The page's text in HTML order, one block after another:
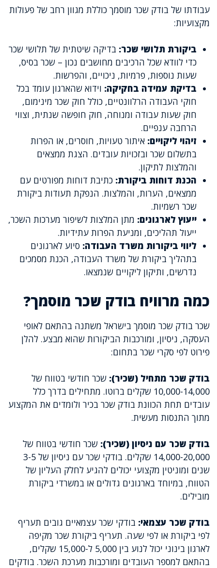
עבודתו של בודק שכר מוסמך כוללת מגוון רחב של פעולות
מקצועיות:
ביקורת תלושי שכר: בדיקה שיטתית של תלושי שכר
כדי לוודא שכל הרכיבים מחושבים נכון – שכר בסיס,
שעות נוספות, פרמיות, ניכויים, והפרשות.
בדיקת עמידה בחקיקה: וידוא שהארגון עומד בכל
חוקי העבודה הרלוונטיים, כולל חוק שכר מינימום,
חוק שעות עבודה ומנוחה, חוק חופשה שנתית, וצווי
הרחבה ענפיים.
זיהוי ליקויים: איתור טעויות, חוסרים, או הפרות
בתשלום שכר ובזכויות עובדים. הצגת ממצאים
והמלצות לתיקון.
הכנת דוחות ביקורת: כתיבת דוחות מפורטים עם
ממצאים, הערות, והמלצות. הנפקת תעודות ביקורת
שכר רשמיות.
ייעוץ לארגונים: מתן המלצות לשיפור מערכות השכר,
ייעול תהליכים, ומניעת הפרות עתידיות.
ליווי ביקורות משרד העבודה: סיוע לארגונים
בתהליך ביקורת של משרד העבודה, הכנת מסמכים
נדרשים, ותיקון ליקויים שנמצאו.
כמה מרוויח בודק שכר מוסמך?
שכר בודק שכר מוסמך בישראל משתנה בהתאם לאופי
העסקה, ניסיון, ומורכבות הביקורות שהוא מבצע. להלן
פירוט לפי סקרי שכר בתחום:
בודק שכר מתחיל (שכיר): שכר חודשי בטווח של
10,000-14,000 שקלים ברוטו. מתחילים בדרך כלל
עובדים תחת הכוונת בודק שכר בכיר ולומדים את המקצוע
מתוך התנסות מעשית.
בודק שכר עם ניסיון (שכיר): שכר חודשי בטווח של
14,000-20,000 שקלים. בודקי שכר עם ניסיון של 3-5
שנים ומוניטין מקצועי יכולים להגיע לחלק העליון של
הטווח, במיוחד בארגונים גדולים או במשרדי ביקורת
מובילים.
בודק שכר עצמאי: בודקי שכר עצמאיים גובים תעריף
לפי ביקורת או לפי שעה. תעריף ביקורת שכר מקיפה
לארגון בינוני יכול לנוע בין 5,000 ל-15,000 שקלים,
בהתאם למספר העובדים ומורכבות מערכת השכר. בודקים